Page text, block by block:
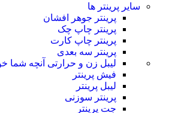
سایر پرینتر ها
پرینتر جوهر افشان
پرینتر چاپ چک
پرینتر چاپ کارت
پرینتر سه بعدی
لیبل زن و حرارتی آنچه شما
فیش پرینتر
لیبل پرینتر
پرینتر سوزنی
جت پرینتر